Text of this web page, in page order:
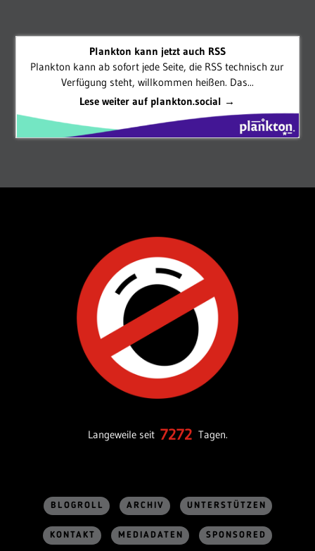
Plankton kann jetzt auch RSS
Plankton kann ab sofort jede Seite, die RSS technisch zur
Verfügung steht, willkommen heißen. Das...
Lese weiter auf plankton.social →
Langeweile seit 7272 Tagen.
BLOGROLL ARCHIV UNTERSTÜTZEN
KONTAKT MEDIADATEN SPONSORED